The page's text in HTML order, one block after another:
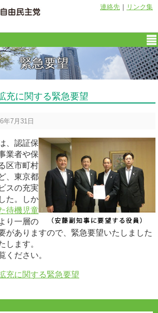
連絡先 ｜ リンク集
緊急要望
充に関する緊急要望
年7月31日
、認証保
業者や保
区市町村
、東京都
スの充実
た。しか
待機児童
り一層の
がありますので、緊急要望いたしました
します。
ください。
充に関する緊急要望